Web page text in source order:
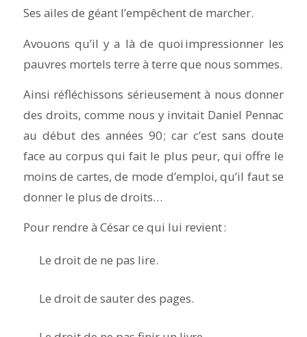
Ses ailes de géant l’empêchent de marcher.
Avouons qu’il y a là de quoi impressionner les
pauvres mortels terre à terre que nous sommes.
Ainsi réfléchissons sérieusement à nous donner
des droits, comme nous y invitait Daniel Pennac
au début des années 90 ; car c’est sans doute
face au corpus qui fait le plus peur, qui offre le
moins de cartes, de mode d’emploi, qu’il faut se
donner le plus de droits…
Pour rendre à César ce qui lui revient :
Le droit de ne pas lire.
Le droit de sauter des pages.